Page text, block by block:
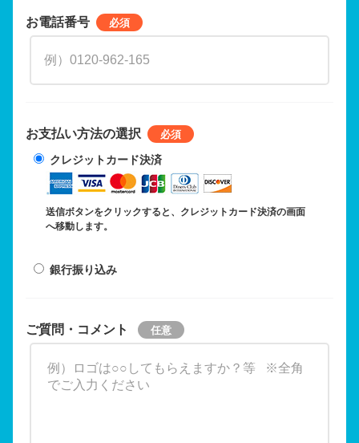
お電話番号
お支払い方法の選択
クレジットカード決済
送信ボタンをクリックすると、クレジットカード決済の画面
へ移動します。
銀行振り込み
ご質問・コメント